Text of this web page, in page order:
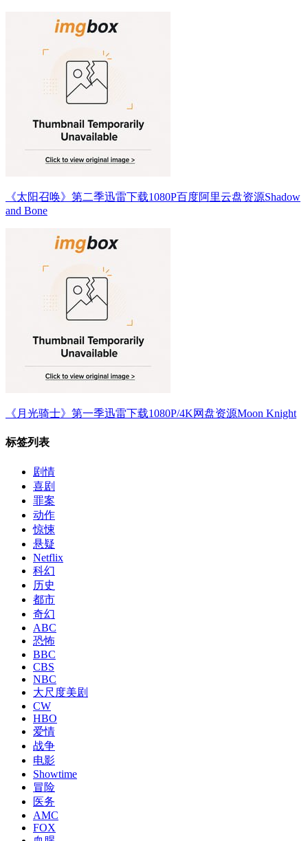
《太阳召唤》第二季迅雷下载1080P百度阿里云盘资源Shadow
and Bone
《月光骑士》第一季迅雷下载1080P/4K网盘资源Moon Knight
标签列表
剧情
喜剧
罪案
动作
惊悚
悬疑
Netflix
科幻
历史
都市
奇幻
ABC
恐怖
BBC
CBS
NBC
大尺度美剧
CW
HBO
爱情
战争
电影
Showtime
冒险
医务
AMC
FOX